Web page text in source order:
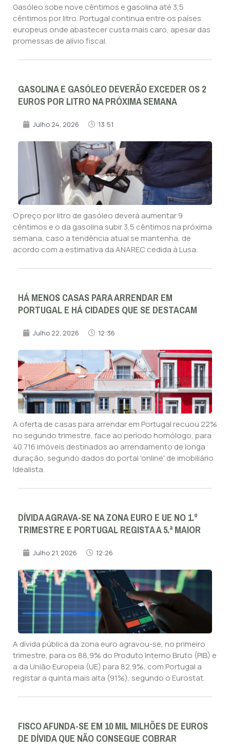
Gasóleo sobe nove cêntimos e gasolina até 3,5
cêntimos por litro. Portugal continua entre os países
europeus onde abastecer custa mais caro, apesar das
promessas de alívio fiscal.
GASOLINA E GASÓLEO DEVERÃO EXCEDER OS 2
EUROS POR LITRO NA PRÓXIMA SEMANA
Julho 24, 2026 13:51
O preço por litro de gasóleo deverá aumentar 9
cêntimos e o da gasolina subir 3,5 cêntimos na próxima
semana, caso a tendência atual se mantenha, de
acordo com a estimativa da ANAREC cedida à Lusa.
HÁ MENOS CASAS PARA ARRENDAR EM
PORTUGAL E HÁ CIDADES QUE SE DESTACAM
Julho 22, 2026 12:36
A oferta de casas para arrendar em Portugal recuou 22%
no segundo trimestre, face ao período homólogo, para
40.716 imóveis destinados ao arrendamento de longa
duração, segundo dados do portal 'online' de imobiliário
Idealista.
DÍVIDA AGRAVA-SE NA ZONA EURO E UE NO 1.º
TRIMESTRE E PORTUGAL REGISTA A 5.ª MAIOR
Julho 21, 2026 12:26
A dívida pública da zona euro agravou-se, no primeiro
trimestre, para os 88,9% do Produto Interno Bruto (PIB) e
a da União Europeia (UE) para 82,9%, com Portugal a
registar a quinta mais alta (91%), segundo o Eurostat.
FISCO AFUNDA-SE EM 10 MIL MILHÕES DE EUROS
DE DÍVIDA QUE NÃO CONSEGUE COBRAR